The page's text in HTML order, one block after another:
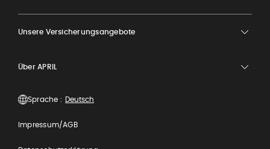
Unsere Versicherungsangebote
Über APRIL
Sprache :
Impressum/AGB